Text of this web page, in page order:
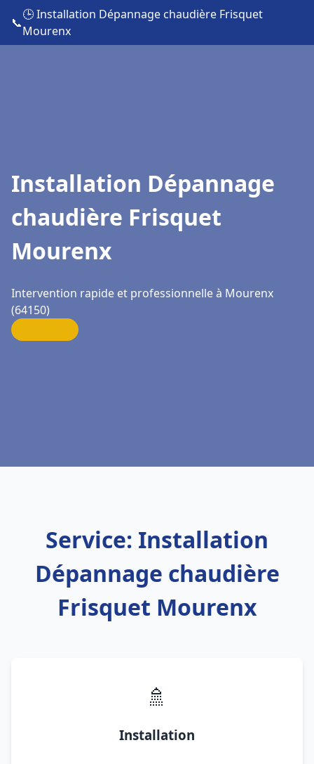
📞
🕒 Installation Dépannage chaudière Frisquet
Mourenx
Installation Dépannage
chaudière Frisquet
Mourenx
Intervention rapide et professionnelle à Mourenx
(64150)
Service: Installation
Dépannage chaudière
Frisquet Mourenx
🚿
Installation